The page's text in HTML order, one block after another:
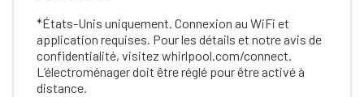
*États-Unis uniquement. Connexion au WiFi et
application requises. Pour les détails et notre avis de
confidentialité, visitez whirlpool.com/connect.
L’électroménager doit être réglé pour être activé à
distance.